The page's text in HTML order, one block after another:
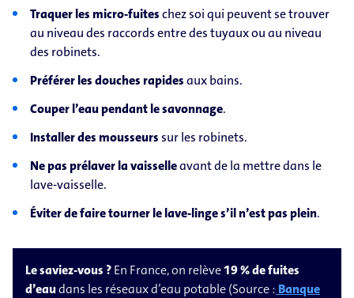
Traquer les micro-fuiteschez soi qui peuvent se trouver
au niveau des raccords entre des tuyaux ou au niveau
des robinets.
Préférer les douches rapidesaux bains.
Couper l’eau pendant le savonnage.
Installer des mousseurssur les robinets.
Ne pas prélaver la vaisselleavant de la mettre dans le
lave-vaisselle.
Éviter de faire tourner le lave-linge s’il n’est pas plein.
Le saviez-vous ?En France, on relève19 % de fuites
d’eaudans les réseaux d’eau potable (Source : Banque